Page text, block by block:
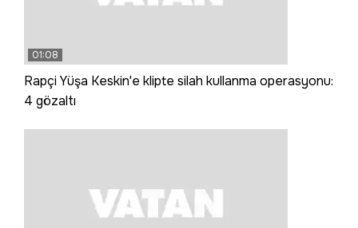
01:08
Rapçi Yüşa Keskin'e klipte silah kullanma operasyonu:
4 gözaltı